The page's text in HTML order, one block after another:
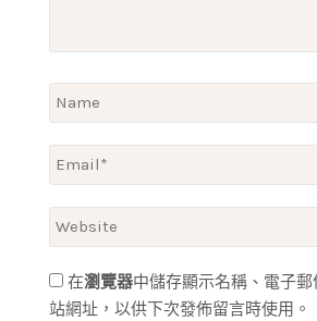
在瀏覽器中儲存顯示名稱、電子
站網址，以供下次發佈留言時使用。